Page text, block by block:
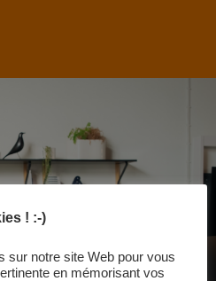
! :-)
sur notre site Web pour vous
en mémorisant vos